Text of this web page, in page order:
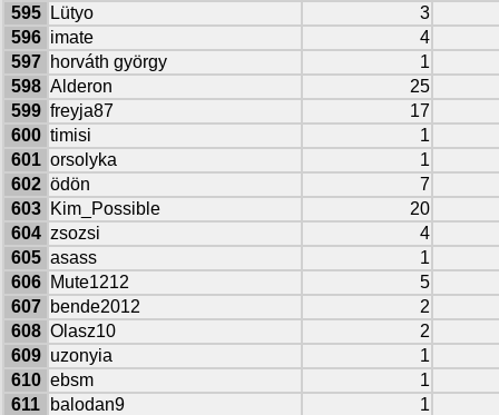
595
Lütyo
3
596 imate
4
597
horváth györgy
1
598 Alderon
25
599 freyja87
17
600 timisi
1
601 orsolyka
1
602 ödön
7
603
Kim_Possible
20
604 zsozsi
4
605 asass
1
606
Mute1212
5
607
bende2012
2
608 Olasz10
2
609 uzonyia
1
610 ebsm
1
611
balodan9
1